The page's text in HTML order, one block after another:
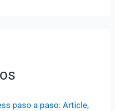
paso a paso: Article,